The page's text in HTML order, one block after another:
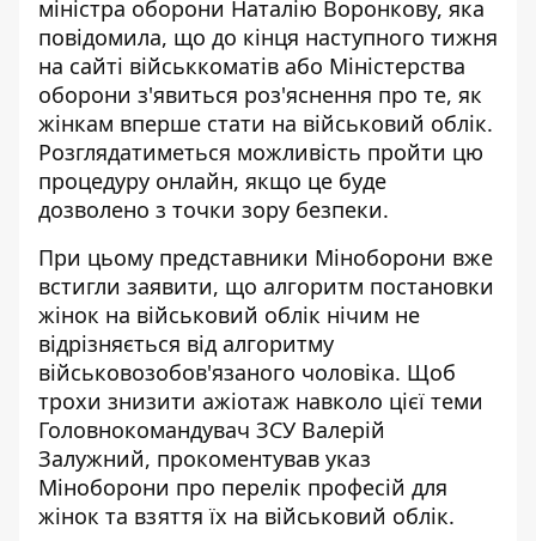
міністра оборони Наталію Воронкову, яка
повідомила, що до кінця наступного тижня
на сайті військкоматів або Міністерства
оборони з'явиться роз'яснення про те, як
жінкам вперше стати на військовий облік.
Розглядатиметься можливість пройти цю
процедуру онлайн, якщо це буде
дозволено з точки зору безпеки.
При цьому представники Міноборони вже
встигли заявити, що алгоритм постановки
жінок на військовий облік нічим не
відрізняється від алгоритму
військовозобов'язаного чоловіка. Щоб
трохи знизити ажіотаж навколо цієї теми
Головнокомандувач ЗСУ Валерій
Залужний, прокоментував указ
Міноборони про перелік професій для
жінок та взяття їх на військовий облік.